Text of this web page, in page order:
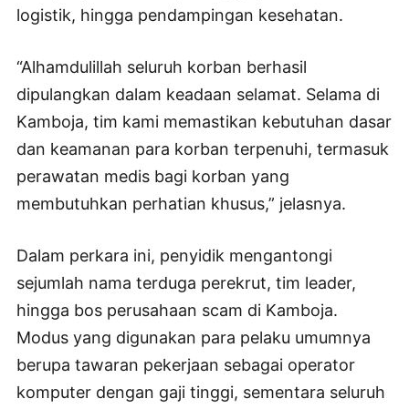
logistik, hingga pendampingan kesehatan.
“Alhamdulillah seluruh korban berhasil
dipulangkan dalam keadaan selamat. Selama di
Kamboja, tim kami memastikan kebutuhan dasar
dan keamanan para korban terpenuhi, termasuk
perawatan medis bagi korban yang
membutuhkan perhatian khusus,” jelasnya.
Dalam perkara ini, penyidik mengantongi
sejumlah nama terduga perekrut, tim leader,
hingga bos perusahaan scam di Kamboja.
Modus yang digunakan para pelaku umumnya
berupa tawaran pekerjaan sebagai operator
komputer dengan gaji tinggi, sementara seluruh